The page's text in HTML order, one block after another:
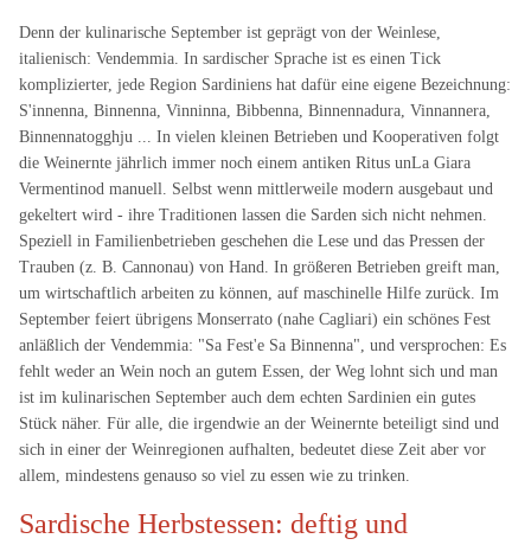
Denn der kulinarische September ist geprägt von der Weinlese,
italienisch: Vendemmia. In sardischer Sprache ist es einen Tick
komplizierter, jede Region Sardiniens hat dafür eine eigene Bezeichnung:
S'innenna, Binnenna, Vinninna, Bibbenna, Binnennadura, Vinnannera,
Binnennatogghju ... In vielen kleinen Betrieben und Kooperativen folgt
die Weinernte jährlich immer noch einem antiken Ritus unLa Giara
Vermentinod manuell. Selbst wenn mittlerweile modern ausgebaut und
gekeltert wird - ihre Traditionen lassen die Sarden sich nicht nehmen.
Speziell in Familienbetrieben geschehen die Lese und das Pressen der
Trauben (z. B. Cannonau) von Hand. In größeren Betrieben greift man,
um wirtschaftlich arbeiten zu können, auf maschinelle Hilfe zurück. Im
September feiert übrigens Monserrato (nahe Cagliari) ein schönes Fest
anläßlich der Vendemmia: "Sa Fest'e Sa Binnenna", und versprochen: Es
fehlt weder an Wein noch an gutem Essen, der Weg lohnt sich und man
ist im kulinarischen September auch dem echten Sardinien ein gutes
Stück näher. Für alle, die irgendwie an der Weinernte beteiligt sind und
sich in einer der Weinregionen aufhalten, bedeutet diese Zeit aber vor
allem, mindestens genauso so viel zu essen wie zu trinken.
Sardische Herbstessen: deftig und